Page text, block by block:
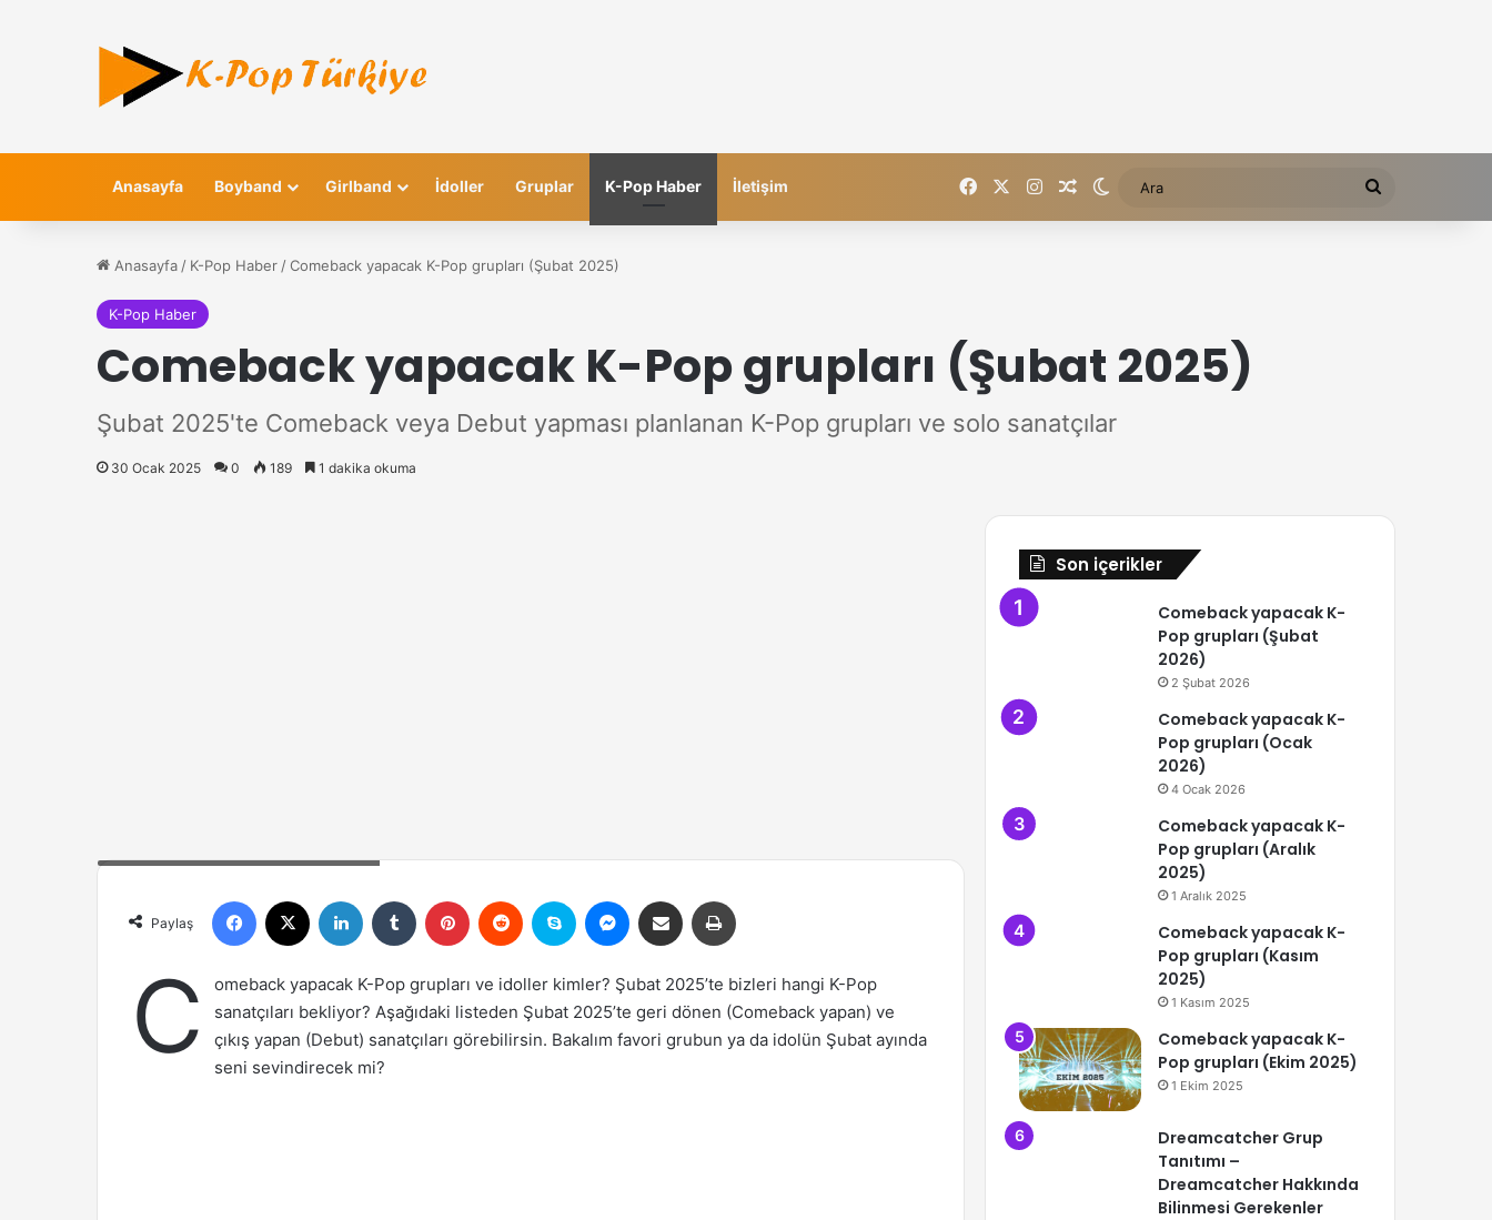
Anasayfa Boyband Girlband İdoller Gruplar K-Pop Haber İletişim FacebookInstagramRastgele içerik
Dış görünümü değiştir
Anasayfa / K-Pop Haber /Comeback yapacak K-Pop grupları (Şubat 2025)
K-Pop Haber
Comeback yapacak K-Pop grupları (Şubat 2025)
Şubat 2025'te Comeback veya Debut yapması planlanan K-Pop grupları ve solo sanatçılar
30 Ocak 2025 0 189 1 dakika okuma
Paylaş
Facebook LinkedIn Tumblr Pinterest Reddit Skype MessengerEmail ile gönder
C
omeback yapacak K-Pop grupları ve idoller kimler? Şubat 2025’te bizleri hangi K-Pop
sanatçıları bekliyor? Aşağıdaki listeden Şubat 2025’te geri dönen (Comeback yapan) ve
çıkış yapan (Debut) sanatçıları görebilirsin. Bakalım favori grubun ya da idolün Şubat ayında
seni sevindirecek mi?
Son içerikler
Comeback yapacak K-
Pop grupları (Şubat
2026)
2 Şubat 2026
Comeback yapacak K-
Pop grupları (Ocak
2026)
4 Ocak 2026
Comeback yapacak K-
Pop grupları (Aralık
2025)
1 Aralık 2025
Comeback yapacak K-
Pop grupları (Kasım
2025)
1 Kasım 2025
Comeback yapacak K-
Pop grupları (Ekim 2025)
1 Ekim 2025
Dreamcatcher Grup
Tanıtımı –
Dreamcatcher Hakkında
Bilinmesi Gerekenler